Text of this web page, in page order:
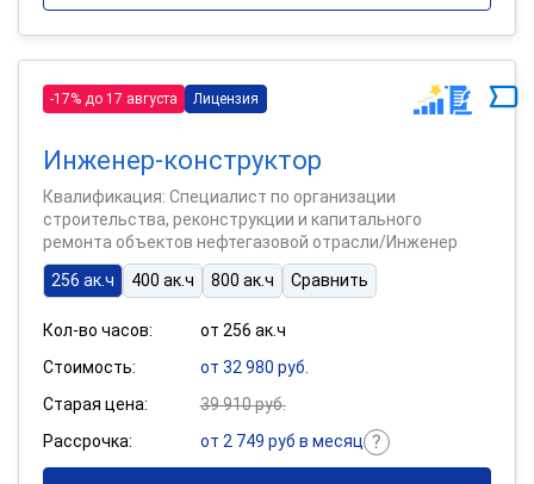
-17% до 17 августа Лицензия
Инженер-конструктор
Квалификация: Специалист по организации
строительства, реконструкции и капитального
ремонта объектов нефтегазовой отрасли/Инженер
256 ак.ч
400 ак.ч 800 ак.ч Сравнить
Кол-во часов:
от 256 ак.ч
Стоимость:
от 32 980 руб.
Старая цена:
39 910 руб.
Рассрочка:
от 2 749 руб в месяц